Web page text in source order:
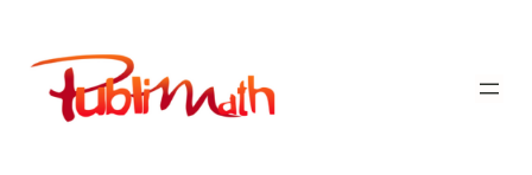
contenu
Publimath